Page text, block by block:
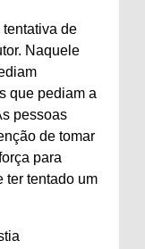
tentativa de
Naquele
que pediam a
pessoas
de tomar
para
ter tentado um